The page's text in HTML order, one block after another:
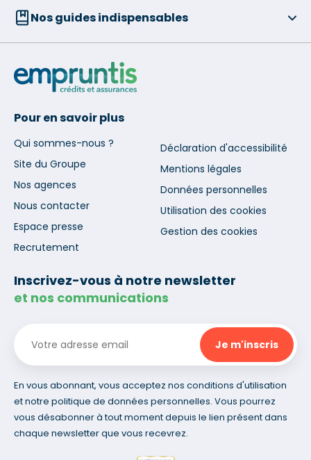
Nos guides indispensables
Pour en savoir plus
Qui sommes-nous ?
Site du Groupe
Nos agences
Nous contacter
Espace presse
Recrutement
Déclaration d'accessibilité
Mentions légales
Données personnelles
Utilisation des cookies
Gestion des cookies
Inscrivez-vous à notre newsletter
et nos communications
En vous abonnant, vous acceptez nos conditions d'utilisation
et notre politique de données personnelles. Vous pourrez
vous désabonner à tout moment depuis le lien présent dans
chaque newsletter que vous recevrez.